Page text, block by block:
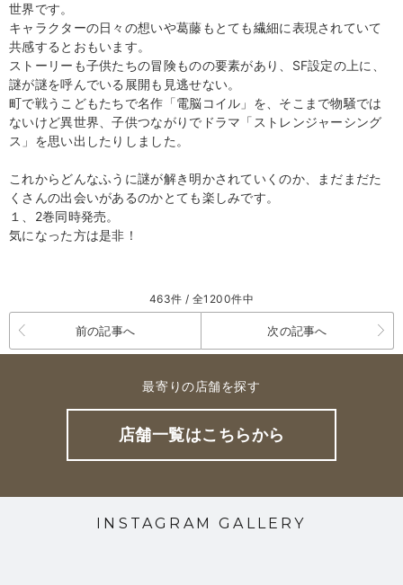
世界です。
キャラクターの日々の想いや葛藤もとても繊細に表現されていて
共感するとおもいます。
ストーリーも子供たちの冒険ものの要素があり、SF設定の上に、
謎が謎を呼んでいる展開も見逃せない。
町で戦うこどもたちで名作「電脳コイル」を、そこまで物騒では
ないけど異世界、子供つながりでドラマ「ストレンジャーシング
ス」を思い出したりしました。
これからどんなふうに謎が解き明かされていくのか、まだまだた
くさんの出会いがあるのかとても楽しみです。
１、2巻同時発売。
気になった方は是非！
463件 / 全1200件中
前の記事へ 次の記事へ
最寄りの店舗を探す
店舗一覧はこちらから
INSTAGRAM GALLERY